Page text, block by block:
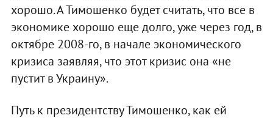
хорошо. А Тимошенко будет считать, что все в
экономике хорошо еще долго, уже через год, в
октябре 2008-го, в начале экономического
кризиса заявляя, что этот кризис она «не
пустит в Украину».
Путь к президентству Тимошенко, как ей